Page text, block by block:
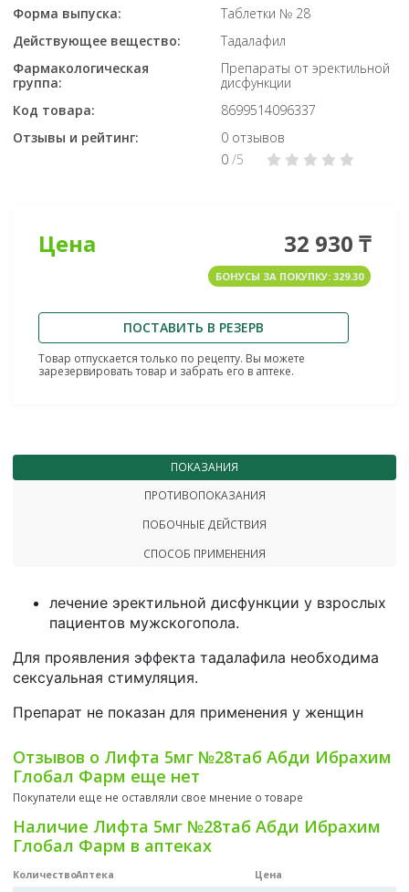
Форма выпуска:
Таблетки № 28
Действующее вещество:
Тадалафил
Фармакологическая
группа:
Препараты от эректильной
дисфункции
Код товара:
8699514096337
Отзывы и рейтинг:
0 отзывов
0 /5
Цена 32 930 ₸
БОНУСЫ ЗА ПОКУПКУ: 329.30
ПОСТАВИТЬ В РЕЗЕРВ
Товар отпускается только по рецепту. Вы можете
зарезервировать товар и забрать его в аптеке.
ПОКАЗАНИЯ
ПРОТИВОПОКАЗАНИЯ
ПОБОЧНЫЕ ДЕЙСТВИЯ
СПОСОБ ПРИМЕНЕНИЯ
лечение эректильной дисфункции у взрослых
пациентов мужскогопола.
Для проявления эффекта тадалафила необходима
сексуальная стимуляция.
Препарат не показан для применения у женщин
Отзывов о Лифта 5мг №28таб Абди Ибрахим
Глобал Фарм еще нет
Покупатели еще не оставляли свое мнение о товаре
Наличие Лифта 5мг №28таб Абди Ибрахим
Глобал Фарм в аптеках
КоличествоАптека Цена